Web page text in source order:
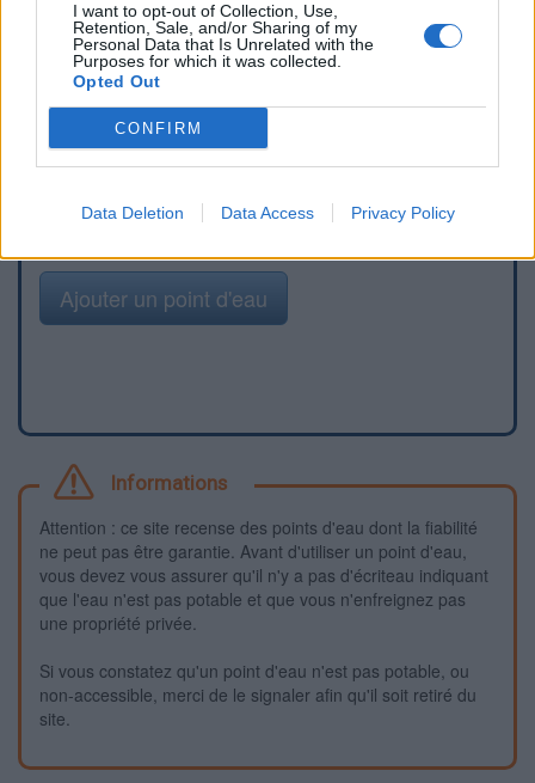
I want to opt-out of Collection, Use,
Retention, Sale, and/or Sharing of my
Personal Data that Is Unrelated with the
Purposes for which it was collected.
Opted Out
CONFIRM
Data Deletion Data Access Privacy Policy
Signaler une erreur
Ajouter un point d'eau
Informations
Attention : ce site recense des points d'eau dont la fiabilité
ne peut pas être garantie. Avant d'utiliser un point d'eau,
vous devez vous assurer qu'il n'y a pas d'écriteau indiquant
que l'eau n'est pas potable et que vous n'enfreignez pas
une propriété privée.
Si vous constatez qu'un point d'eau n'est pas potable, ou
non-accessible, merci de le signaler afin qu'il soit retiré du
site.